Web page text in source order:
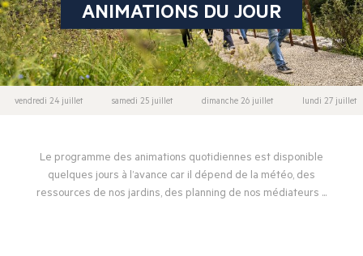
ANIMATIONS DU JOUR
vendredi 24 juillet samedi 25 juillet dimanche 26 juillet lundi 27 juillet
Le programme des animations quotidiennes est disponible
quelques jours à l’avance car il dépend de la météo, des
ressources de nos jardins, des planning de nos médiateurs ...